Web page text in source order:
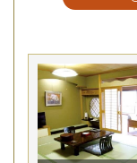
足元に